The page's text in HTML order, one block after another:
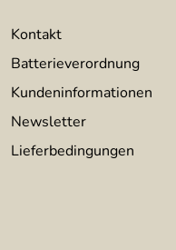
Kontakt
Batterieverordnung
Kundeninformationen
Newsletter
Lieferbedingungen